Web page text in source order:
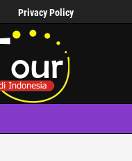
Privacy Policy